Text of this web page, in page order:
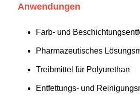
Anwendungen
Farb- und
Pharmazeutisches
Treibmittel für Polyurethan
Entfettungs- und